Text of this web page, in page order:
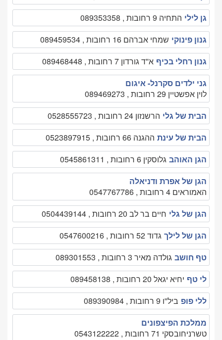
גן לילי התחיה 9 רחובות , 089353358
גנון פינוקי שמחי אברהם 16 רחובות , 089459534
גנון רחלי בכיף א''ד גורדון 7 רחובות , 089468448
גני ילדים סקרנל- איגום
לוין אפשטיין 29 רחובות , 089469273
הבית של גלי הרשנזון 24 רחובות , 0528555723
הבית של עינת ההגנה 66 רחובות , 0523897915
הגן האוהב גלוסקין 6 רחובות , 0545861311
הגן של אפרת ודניאלה
האמוראים 4 רחובות , 0547767786
הגן של גלי חיים בר לב 20 רחובות , 0504439144
הגן של לילך גדוד 52 רחובות , 0547600216
טף חושב גולדה מאיר 3 רחובות , 089301553
לי טף יחיא יגאל 20 רחובות , 089458138
ללי פופ ביל''ו 9 רחובות , 089390984
ממלכת הפיצפונים
טשרניחובסקי 71 רחובות , 0543122222